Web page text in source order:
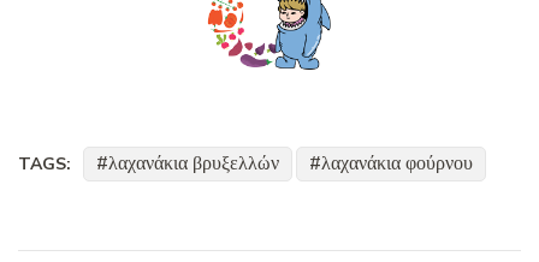
TAGS: λαχανάκια βρυξελλών λαχανάκια φούρνου